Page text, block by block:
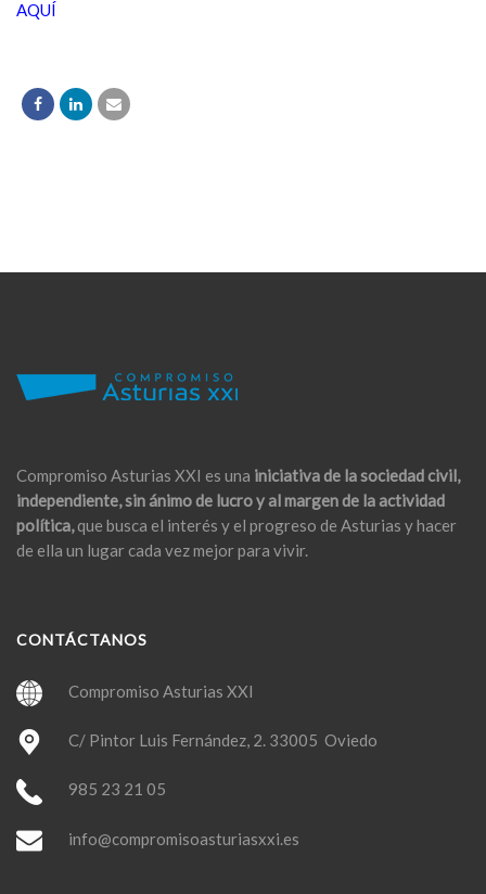
AQUÍ
Compromiso Asturias XXI es una iniciativa de la sociedad civil,
independiente, sin ánimo de lucro y al margen de la actividad
política,que busca el interés y el progreso de Asturias y hacer
de ella un lugar cada vez mejor para vivir.
CONTÁCTANOS
Compromiso Asturias XXI
C/ Pintor Luis Fernández, 2. 33005 Oviedo
985 23 21 05
info@compromisoasturiasxxi.es